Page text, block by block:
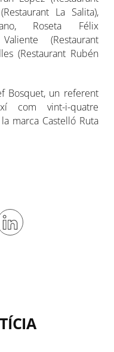
La Salita),
Roseta Félix
(Restaurant
(Restaurant Rubén
Bosquet, un referent
com vint-i-quatre
marca Castelló Ruta